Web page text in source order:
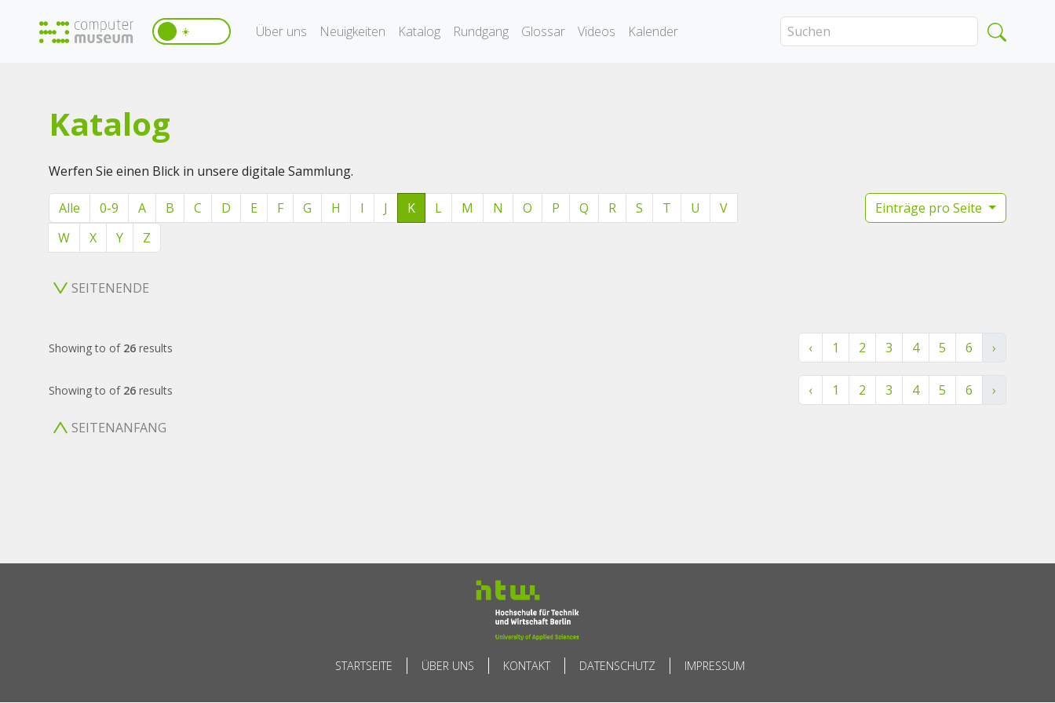
☀️ Über uns Neuigkeiten Katalog Rundgang Glossar Videos Kalender
Katalog
Werfen Sie einen Blick in unsere digitale Sammlung.
Alle 0-9 A B C D E F G H I J K L M N O P Q R S T U
V
W
X Y Z
Einträge pro Seite
SEITENENDE
Showingto of 26 results ‹ 1 2 3 4 5 6 ›
Showingto of 26 results ‹ 1 2 3 4 5 6 ›
SEITENANFANG
STARTSEITE ÜBER UNS KONTAKT DATENSCHUTZ IMPRESSUM